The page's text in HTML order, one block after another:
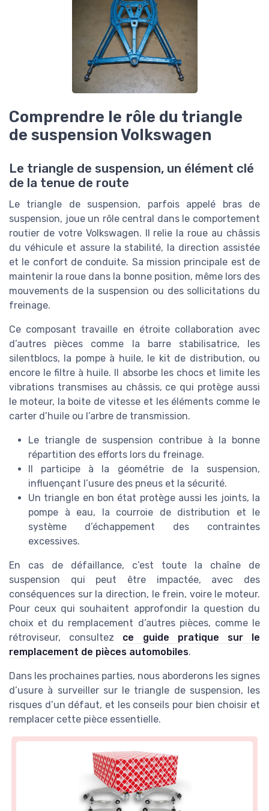
Comprendre le rôle du triangle
de suspension Volkswagen
Le triangle de suspension, un élément clé
de la tenue de route
Le triangle de suspension, parfois appelé bras de
suspension, joue un rôle central dans le comportement
routier de votre Volkswagen. Il relie la roue au châssis
du véhicule et assure la stabilité, la direction assistée
et le confort de conduite. Sa mission principale est de
maintenir la roue dans la bonne position, même lors des
mouvements de la suspension ou des sollicitations du
freinage.
Ce composant travaille en étroite collaboration avec
d’autres pièces comme la barre stabilisatrice, les
silentblocs, la pompe à huile, le kit de distribution, ou
encore le filtre à huile. Il absorbe les chocs et limite les
vibrations transmises au châssis, ce qui protège aussi
le moteur, la boite de vitesse et les éléments comme le
carter d’huile ou l’arbre de transmission.
Le triangle de suspension contribue à la bonne
répartition des efforts lors du freinage.
Il participe à la géométrie de la suspension,
influençant l’usure des pneus et la sécurité.
Un triangle en bon état protège aussi les joints, la
pompe à eau, la courroie de distribution et le
système d’échappement des contraintes
excessives.
En cas de défaillance, c’est toute la chaîne de
suspension qui peut être impactée, avec des
conséquences sur la direction, le frein, voire le moteur.
Pour ceux qui souhaitent approfondir la question du
choix et du remplacement d’autres pièces, comme le
rétroviseur, consultez ce guide pratique sur le
remplacement de pièces automobiles.
Dans les prochaines parties, nous aborderons les signes
d’usure à surveiller sur le triangle de suspension, les
risques d’un défaut, et les conseils pour bien choisir et
remplacer cette pièce essentielle.